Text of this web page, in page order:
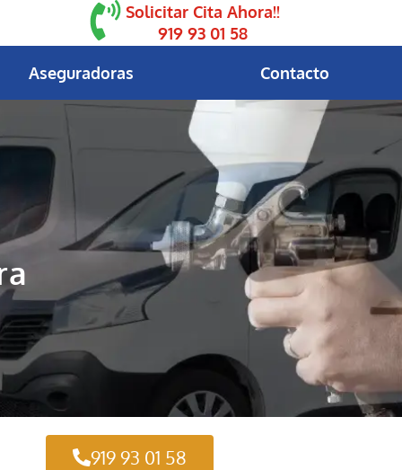
Solicitar Cita Ahora!!
919 93 01 58
Aseguradoras
Contacto
919 93 01 58